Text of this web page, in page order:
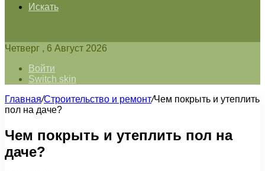
Искать
Четверг , 6 Август 2026
Войти
Switch skin
Главная/Строительство и ремонт/Чем покрыть и утеплить
пол на даче?
Чем покрыть и утеплить пол на
даче?